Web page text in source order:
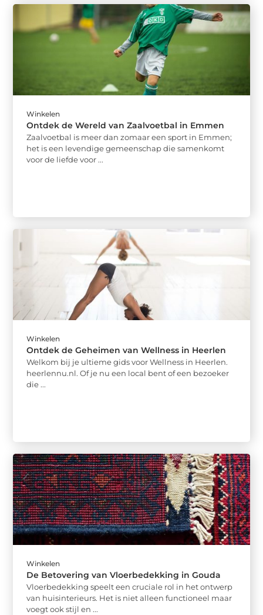
Winkelen
Ontdek de Wereld van Zaalvoetbal in Emmen
Zaalvoetbal is meer dan zomaar een sport in Emmen;
het is een levendige gemeenschap die samenkomt
voor de liefde voor ...
Winkelen
Ontdek de Geheimen van Wellness in Heerlen
Welkom bij je ultieme gids voor Wellness in Heerlen.
heerlennu.nl. Of je nu een local bent of een bezoeker
die ...
Winkelen
De Betovering van Vloerbedekking in Gouda
Vloerbedekking speelt een cruciale rol in het ontwerp
van huisinterieurs. Het is niet alleen functioneel maar
voegt ook stijl en ...